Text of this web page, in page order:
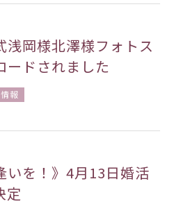
岡様北澤様フォトス
ードされました
報
いを！》4月13日婚活
定